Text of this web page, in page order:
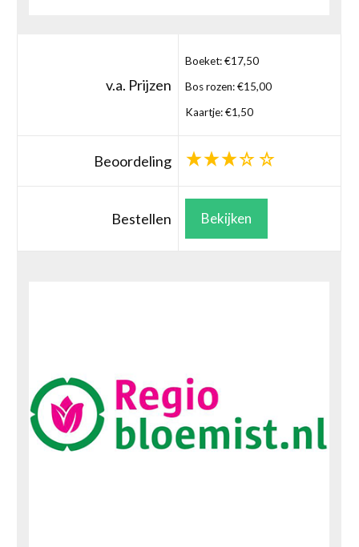
v.a. Prijzen
Boeket: €17,50
Bos rozen: €15,00
Kaartje: €1,50
Beoordeling
Bestellen Bekijken